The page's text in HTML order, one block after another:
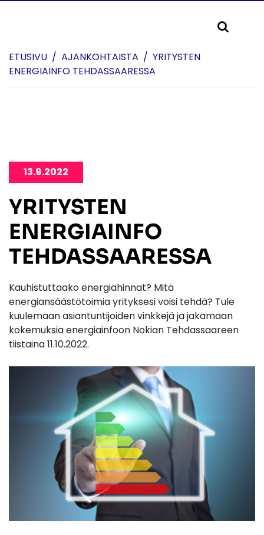
ETUSIVU AJANKOHTAISTA
YRITYSTEN
ENERGIAINFO TEHDASSAARESSA
13.9.2022
YRITYSTEN
ENERGIAINFO
TEHDASSAARESSA
Kauhistuttaako energiahinnat? Mitä
energiansäästötoimia yrityksesi voisi tehdä? Tule
kuulemaan asiantuntijoiden vinkkejä ja jakamaan
kokemuksia energiainfoon Nokian Tehdassaareen
tiistaina 11.10.2022.